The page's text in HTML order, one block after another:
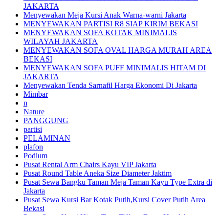
JAKARTA
Menyewakan Meja Kursi Anak Warna-warni Jakarta
MENYEWAKAN PARTISI R8 SIAP KIRIM BEKASI
MENYEWAKAN SOFA KOTAK MINIMALIS
WILAYAH JAKARTA
MENYEWAKAN SOFA OVAL HARGA MURAH AREA
BEKASI
MENYEWAKAN SOFA PUFF MINIMALIS HITAM DI
JAKARTA
Menyewakan Tenda Sarnafil Harga Ekonomi Di Jakarta
Mimbar
n
Nature
PANGGUNG
partisi
PELAMINAN
plafon
Podium
Pusat Rental Arm Chairs Kayu VIP Jakarta
Pusat Round Table Aneka Size Diameter Jaktim
Pusat Sewa Bangku Taman Meja Taman Kayu Type Extra di
Jakarta
Pusat Sewa Kursi Bar Kotak Putih,Kursi Cover Putih Area
Bekasi